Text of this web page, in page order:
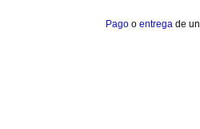
Pago o entrega de